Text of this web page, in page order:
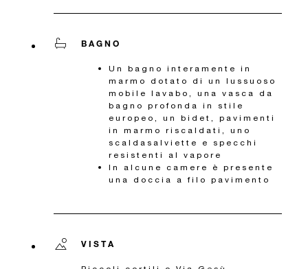
BAGNO
Un bagno interamente in
marmo dotato di un lussuoso
mobile lavabo, una vasca da
bagno profonda in stile
europeo, un bidet, pavimenti
in marmo riscaldati, uno
scaldasalviette e specchi
resistenti al vapore
In alcune camere è presente
una doccia a filo pavimento
VISTA